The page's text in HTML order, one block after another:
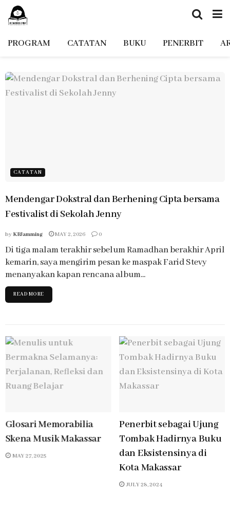
PROGRAM CATATAN BUKU PENERBIT
CATATAN
Mendengar Dokstral dan Berhening Cipta bersama
Festivalist di Sekolah Jenny
by KBJamming MAY 2, 2026 0
Di tiga malam terakhir sebelum Ramadhan berakhir April
kemarin, saya mengirim pesan ke maspak Farid Stevy
menanyakan kapan rencana album...
READ MORE
Glosari Memorabilia
Skena Musik Makassar
MAY 27, 2025
Penerbit sebagai Ujung
Tombak Hadirnya Buku
dan Eksistensinya di
Kota Makassar
JULY 28, 2024